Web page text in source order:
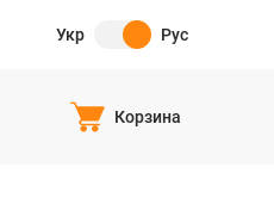
Укр Рус
Корзина